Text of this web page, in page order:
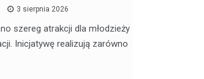
3 sierpnia 2026
szereg atrakcji dla młodzieży
Inicjatywę realizują zarówno